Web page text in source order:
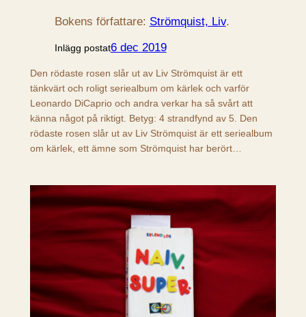
Bokens författare: Strömquist, Liv.
Inlägg postat6 dec 2019
Den rödaste rosen slår ut av Liv Strömquist är ett
tänkvärt och roligt seriealbum om kärlek och varför
Leonardo DiCaprio och andra verkar ha så svårt att
känna något på riktigt. Betyg: 4 strandfynd av 5. Den
rödaste rosen slår ut av Liv Strömquist är ett seriealbum
om kärlek, ett ämne som Strömquist har berört…